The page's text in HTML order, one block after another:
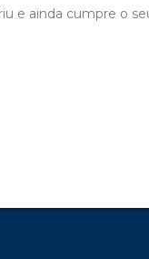
e ainda cumpre o